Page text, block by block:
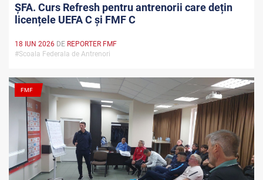
ȘFA. Curs Refresh pentru antrenorii care dețin
licențele UEFA C și FMF C
18 IUN 2026 DE REPORTER FMF
#Scoala Federala de Antrenori
FMF